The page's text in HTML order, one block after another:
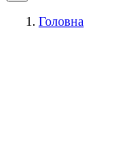
Головна